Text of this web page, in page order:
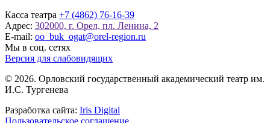
Касса театра +7 (4862) 76-16-39
Адрес: 302000, г. Орел, пл. Ленина, 2
E-mail: oo_buk_ogat@orel-region.ru
Мы в соц. сетях
Версия для слабовидящих
© 2026. Орловский государственный академический театр им.
И.С. Тургенева
Разработка сайта: Iris Digital
Пользовательское соглашение